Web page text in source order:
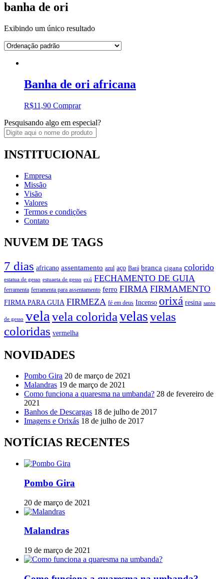
banha de ori
Exibindo um único resultado
Banha de ori africana
R$11,90 Comprar
Pesquisando algo em especial?
INSTITUCIONAL
Empresa
Missão
Visão
Valores
Termos e condições
Contato
NUVEM DE TAGS
7 dias africano assentamento azul aço Bará branca cigana colorido
estatua de gesso estuaeta de gesso exú FECHAMENTO DE GUIA
ferramenta ferramenta para assentamento ferro FIRMA FIRMAMENTO
FIRMA PARA GUIA FIRMEZA fé em deus Incenso orixá resina santo
de gesso vela vela coloridavelasvelas
coloridas vermelha
NOVIDADES
Pombo Gira 20 de março de 2021
Malandras 19 de março de 2021
Como funciona a quaresma na umbanda? 28 de fevereiro de
2021
Banhos de Descargas 18 de julho de 2017
Imagens e Orixás 18 de julho de 2017
NOTÍCIAS RECENTES
Pombo Gira
20 de março de 2021
Malandras
19 de março de 2021